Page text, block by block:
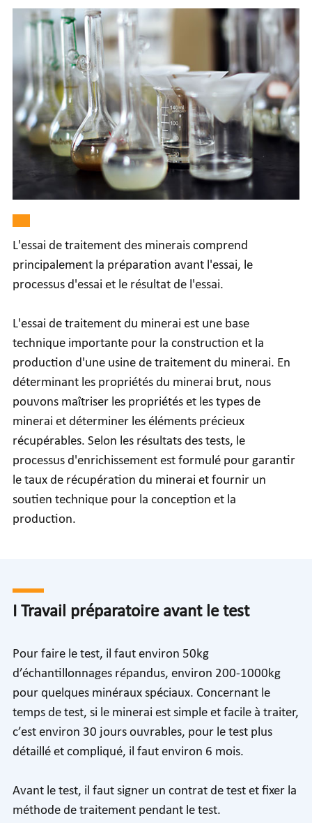
L'essai de traitement des minerais comprend
principalement la préparation avant l'essai, le
processus d'essai et le résultat de l'essai.
L'essai de traitement du minerai est une base
technique importante pour la construction et la
production d'une usine de traitement du minerai. En
déterminant les propriétés du minerai brut, nous
pouvons maîtriser les propriétés et les types de
minerai et déterminer les éléments précieux
récupérables. Selon les résultats des tests, le
processus d'enrichissement est formulé pour garantir
le taux de récupération du minerai et fournir un
soutien technique pour la conception et la
production.
I Travail préparatoire avant le test
Pour faire le test, il faut environ 50kg
d’échantillonnages répandus, environ 200-1000kg
pour quelques minéraux spéciaux. Concernant le
temps de test, si le minerai est simple et facile à traiter,
c’est environ 30 jours ouvrables, pour le test plus
détaillé et compliqué, il faut environ 6 mois.
Avant le test, il faut signer un contrat de test et fixer la
méthode de traitement pendant le test.